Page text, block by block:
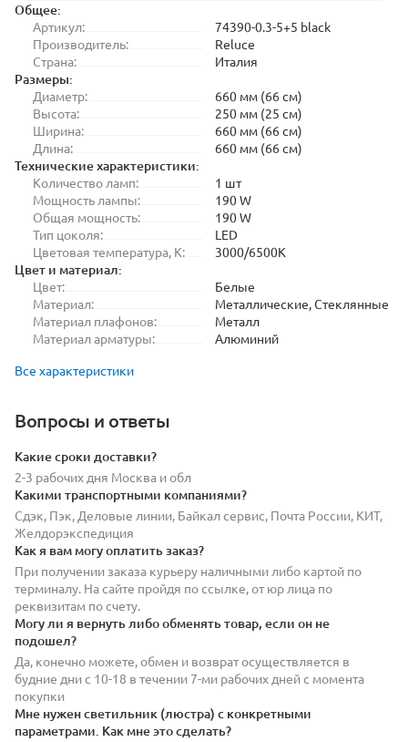
Общее:
Артикул:
74390-0.3-5+5 black
Производитель:
Reluce
Страна:
Италия
Размеры:
Диаметр:
660 мм (66 см)
Высота:
250 мм (25 см)
Ширина:
660 мм (66 см)
Длина:
660 мм (66 см)
Технические характеристики:
Количество ламп:
1 шт
Мощность лампы:
190 W
Общая мощность:
190 W
Тип цоколя:
LED
Цветовая температура, K:
3000/6500K
Цвет и материал:
Цвет:
Белые
Материал:
Металлические, Стеклянные
Материал плафонов:
Металл
Материал арматуры:
Алюминий
Все характеристики
Вопросы и ответы
Какие сроки доставки?
2-3 рабочих дня Москва и обл
Какими транспортными компаниями?
Сдэк, Пэк, Деловые линии, Байкал сервис, Почта России, КИТ,
Желдорэкспедиция
Как я вам могу оплатить заказ?
При получении заказа курьеру наличными либо картой по
терминалу. На сайте пройдя по ссылке, от юр лица по
реквизитам по счету.
Могу ли я вернуть либо обменять товар, если он не
подошел?
Да, конечно можете, обмен и возврат осуществляется в
будние дни с 10-18 в течении 7-ми рабочих дней с момента
покупки
Мне нужен светильник (люстра) с конкретными
параметрами. Как мне это сделать?